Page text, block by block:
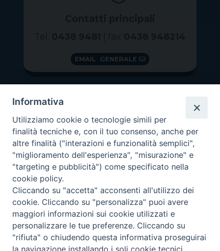
EMAIL GENERALE
GRAZIE PER IL TUO AIUTO
Insieme per la Diocesi
Copyright 2026 ©Diocesi di Vittorio Veneto-Privacy
Informativa
Utilizziamo cookie o tecnologie simili per
finalità tecniche e, con il tuo consenso, anche per
altre finalità ("interazioni e funzionalità semplici",
"miglioramento dell'esperienza", "misurazione" e
"targeting e pubblicità") come specificato nella
cookie policy.
Cliccando su "accetta" acconsenti all'utilizzo dei
cookie. Cliccando su "personalizza" puoi avere
maggiori informazioni sui cookie utilizzati e
personalizzare le tue preferenze. Cliccando su
"rifiuta" o chiudendo questa informativa proseguirai